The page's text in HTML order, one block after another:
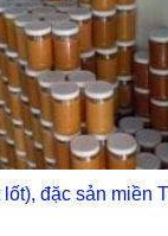
đặc sản miền